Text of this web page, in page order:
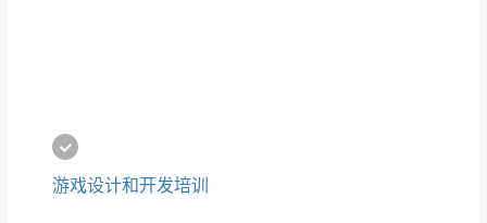
游戏设计和开发培训